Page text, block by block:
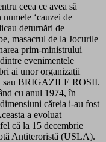
ceea ce avea să
‘cauzei de
deturnări de
masacrul de la Jocurile
prim-ministrului
evenimentele
ai unor organizaţii
sau BRIGAZILE ROSII.
cu anul 1974, în
căreia i-au fost
a evoluat
că la 15 decembrie
Antiteroristă (USLA).